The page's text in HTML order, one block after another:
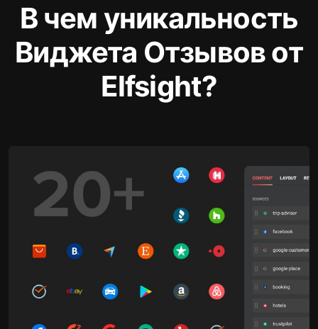
В чем уникальность
Виджета Отзывов от
Elfsight?